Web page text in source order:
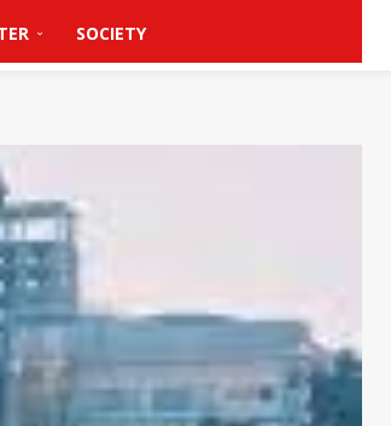
SOCIETY